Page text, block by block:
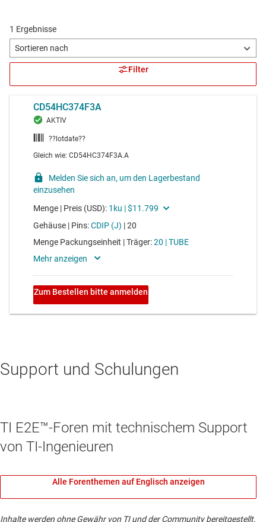
Support und Schulungen
TI E2E™-Foren mit technischem Support
von TI-Ingenieuren
Alle Forenthemen auf Englisch anzeigen
Inhalte werden ohne Gewähr von TI und der Community bereitgestellt.